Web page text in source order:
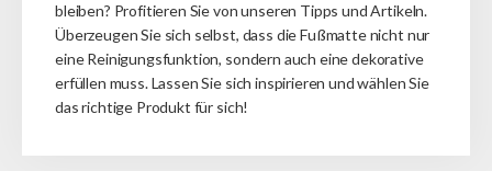
bleiben? Profitieren Sie von unseren Tipps und Artikeln.
Überzeugen Sie sich selbst, dass die Fußmatte nicht nur
eine Reinigungsfunktion, sondern auch eine dekorative
erfüllen muss.Lassen Sie sich inspirieren und wählen Sie
das richtige Produkt für sich!